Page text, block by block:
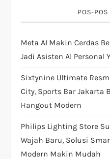
t
i
o
n
POS-
Meta AI Makin Cerdas
Jadi Asisten AI Personal
Sixtynine Ultimate
City, Sports Bar Jakarta
Hangout Modern
Philips Lighting Store
Wajah Baru, Solusi
Modern Makin Mudah